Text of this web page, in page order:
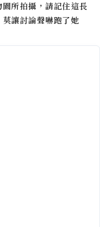
所拍攝，請記住這長
讓討論聲嚇跑了她